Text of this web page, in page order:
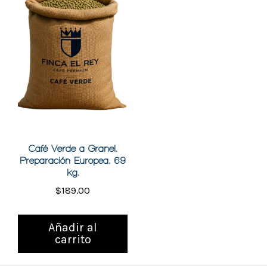
Café Verde a Granel.
Preparación Europea. 69
kg.
$189.00
Añadir al
carrito